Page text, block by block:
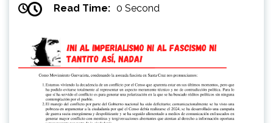
Read Time: 0 Second